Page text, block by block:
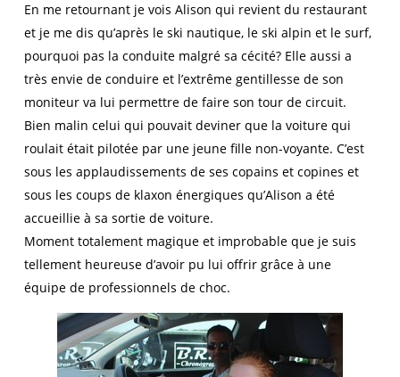
En me retournant je vois Alison qui revient du restaurant
et je me dis qu’après le ski nautique, le ski alpin et le surf,
pourquoi pas la conduite malgré sa cécité? Elle aussi a
très envie de conduire et l’extrême gentillesse de son
moniteur va lui permettre de faire son tour de circuit.
Bien malin celui qui pouvait deviner que la voiture qui
roulait était pilotée par une jeune fille non-voyante. C’est
sous les applaudissements de ses copains et copines et
sous les coups de klaxon énergiques qu’Alison a été
accueillie à sa sortie de voiture.
Moment totalement magique et improbable que je suis
tellement heureuse d’avoir pu lui offrir grâce à une
équipe de professionnels de choc.